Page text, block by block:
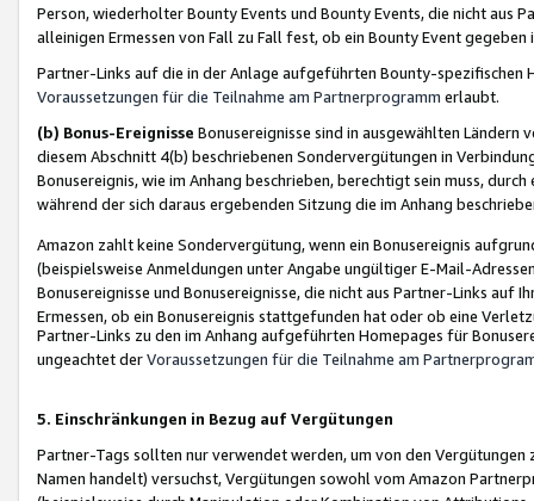
Person, wiederholter Bounty Events und Bounty Events, die nicht
alleinigen Ermessen von Fall zu Fall fest, ob ein Bounty Event
Partner-Links auf die in der Anlage aufgeführten Bounty-spezifischen
Voraussetzungen für die Teilnahme am Partnerprogramm erlaubt.
(b) Bonus-Ereignisse Bonusereignisse sind in ausgewählten Ländern
diesem Abschnitt 4(b) beschriebenen Sondervergütungen in
Bonusereignis, wie im Anhang beschrieben, berechtigt sein muss,
während der sich daraus ergebenden Sitzung die im Anhang
Amazon zahlt keine Sondervergütung, wenn ein Bonusereignis
(beispielsweise Anmeldungen unter Angabe ungültiger E-Mail-
Bonusereignisse und Bonusereignisse, die nicht aus Partner-Links auf
Ermessen, ob ein Bonusereignis stattgefunden hat oder ob eine
Partner-Links zu den im Anhang aufgeführten Homepages für
ungeachtet derVoraussetzungen für die Teilnahme am
5. Einschränkungen in Bezug auf Vergütungen
Partner-Tags sollten nur verwendet werden, um von den
Namen handelt) versuchst, Vergütungen sowohl vom Amazon